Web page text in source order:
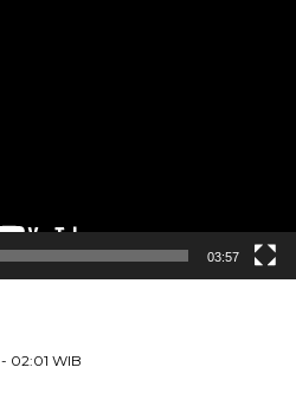
03:57
- 02:01 WIB